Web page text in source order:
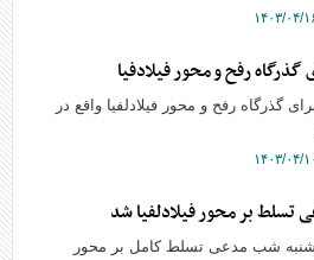
رفح و محور فیلادفیا
گذرگاه رفح و محور فیلادلفیا واقع در
بر محور فیلادلفیا شد
شب مدعی تسلط کامل بر محور